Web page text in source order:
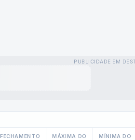
PUBLICIDADE EM
FECHAMENTO
MÁXIMA DO
MÍNIMA DO